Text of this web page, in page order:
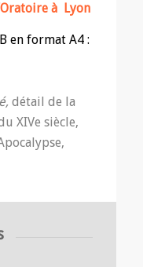
à Lyon
en format A4 :
détail de la
XIVe siècle,